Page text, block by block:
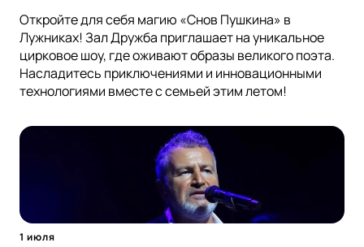
Откройте для себя магию «Снов Пушкина» в
Лужниках! Зал Дружба приглашает на уникальное
цирковое шоу, где оживают образы великого поэта.
Насладитесь приключениями и инновационными
технологиями вместе с семьей этим летом!
1 июля